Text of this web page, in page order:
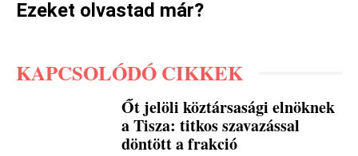
Ezeket olvastad már?
KAPCSOLÓDÓ CIKKEK
Őt jelöli köztársasági elnöknek
a Tisza: titkos szavazással
döntött a frakció